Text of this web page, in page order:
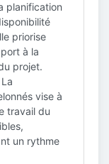
planification
priorise
à la
projet.
vise à
travail du
un rythme